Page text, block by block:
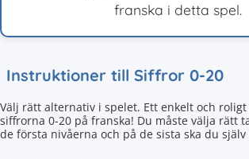
franska i detta spel.
Instruktioner till Siffror 0-20
Välj rätt alternativ i spelet. Ett enkelt och
siffrorna 0-20 på franska! Du måste välja rätt
de första nivåerna och på de sista ska du